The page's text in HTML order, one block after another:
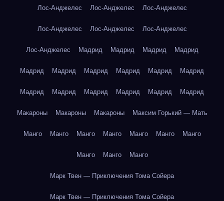
Лос-Анджелес Лос-Анджелес Лос-Анджелес
Лос-Анджелес Лос-Анджелес Лос-Анджелес
Лос-Анджелес Мадрид Мадрид Мадрид Мадрид
Мадрид Мадрид Мадрид Мадрид Мадрид Мадрид
Мадрид Мадрид Мадрид Мадрид Мадрид Мадрид
Макароны Макароны Макароны Максим Горький — Мать
Манго Манго Манго Манго Манго Манго Манго
Манго Манго Манго
Марк Твен — Приключения Тома Сойера
Марк Твен — Приключения Тома Сойера